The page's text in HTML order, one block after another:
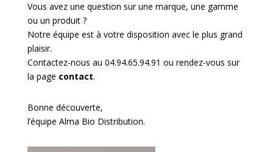
Vous avez une question sur une marque, une gamme
ou un produit ?
Notre équipe est à votre disposition avec le plus grand
plaisir.
Contactez-nous au 04.94.65.94.91 ou rendez-vous sur
la page contact.
Bonne découverte,
l’équipe Alma Bio Distribution.